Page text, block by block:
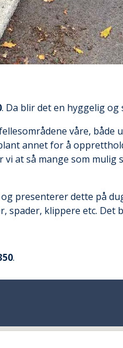
. Da blir det en hyggelig og
våre, både
annet for å
at så mange som mulig
presenterer dette på
spader, klippere etc. Det
.